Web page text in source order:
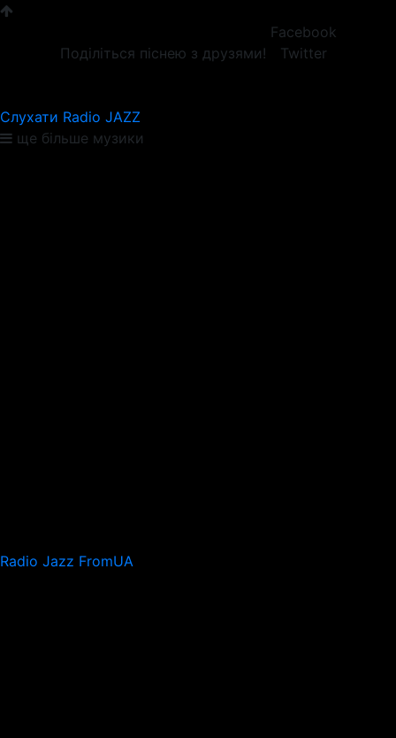
Поділіться піснею з друзями!
Facebook
Twitter
Слухати Radio JAZZ
ще більше музики
Radio Jazz FromUA